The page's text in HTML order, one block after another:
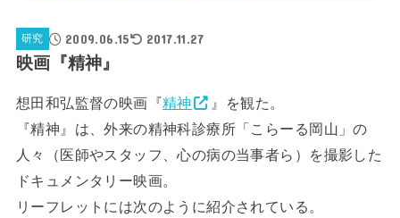
研究 2009.06.15 2017.11.27
映画『精神』
想田和弘監督の映画『精神
』を観た。
『精神』は、外来の精神科診療所「こらーる岡山」の
人々（医師やスタッフ、心の病の当事者ら）を撮影した
ドキュメンタリー映画。
リーフレットには次のように紹介されている。